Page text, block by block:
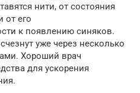
нити, от состояния
от его
к появлению синяков.
уже через несколько
Хороший врач
для ускорения